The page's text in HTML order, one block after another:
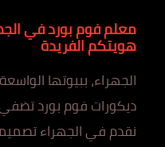
معلم فوم بورد في
هويتكم الفريدة
الجهراء، ببيوتها
ديكورات فوم بورد
نقدم في الجهراء